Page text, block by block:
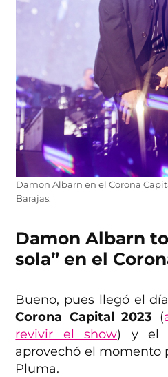
Damon Albarn en el Corona
Barajas.
Damon Albarn
sola” en el
Bueno, pues llegó el
Corona Capital 2023 (
revivir el show) y el
aprovechó el momento
Pluma.